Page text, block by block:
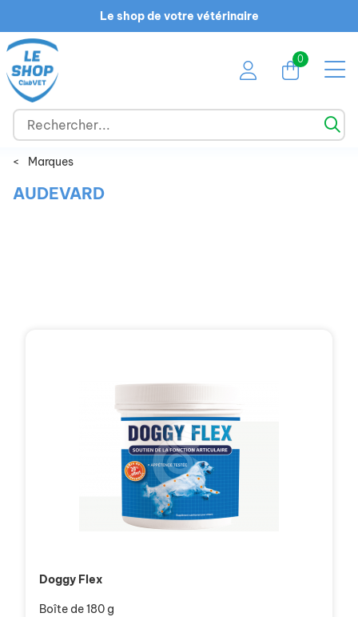
Le shop de votre vétérinaire
0
< Marques
AUDEVARD
Doggy Flex
Boîte de 180 g